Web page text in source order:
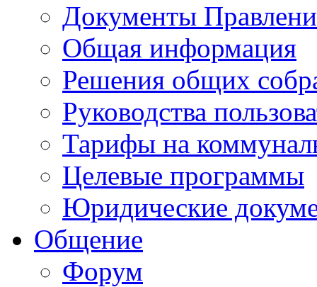
Документы
Общая информация
Решения общих
Руководства
Тарифы на
Целевые программы
Юридические
Общение
Форум